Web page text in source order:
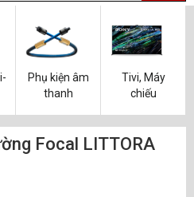
Phụ kiện âm
thanh
Tivi, Máy
chiếu
Focal LITTORA